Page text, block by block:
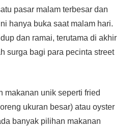
pasar malam terbesar dan
hanya buka saat malam hari.
dan ramai, terutama di akhir
surga bagi para pecinta street
makanan unik seperti fried
ukuran besar) atau oyster
banyak pilihan makanan